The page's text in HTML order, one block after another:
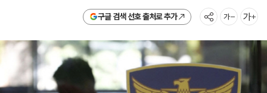
구글 검색 선호 출처로 추가